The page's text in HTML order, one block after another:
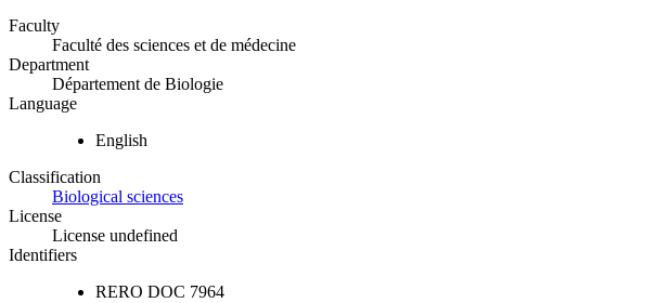
Faculty
Faculté des sciences et de médecine
Department
Département de Biologie
Language
English
Classification
Biological sciences
License
License undefined
Identifiers
RERO DOC 7964